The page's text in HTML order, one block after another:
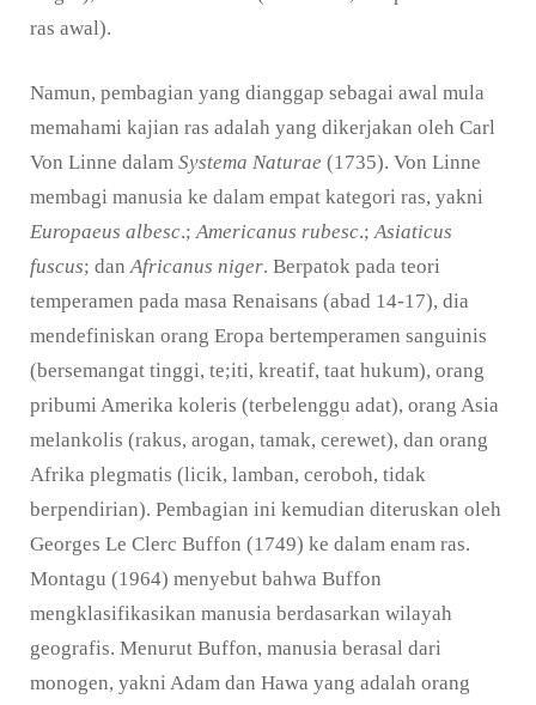
ras awal).
Namun, pembagian yang dianggap sebagai awal mula
memahami kajian ras adalah yang dikerjakan oleh Carl
Von Linne dalam Systema Naturae (1735). Von Linne
membagi manusia ke dalam empat kategori ras, yakni
Europaeus albesc.;Americanus rubesc.;Asiaticus
fuscus; danAfricanus niger. Berpatok pada teori
temperamen pada masa Renaisans (abad 14-17), dia
mendefiniskan orang Eropa bertemperamen sanguinis
(bersemangat tinggi, te;iti, kreatif, taat hukum), orang
pribumi Amerika koleris (terbelenggu adat), orang Asia
melankolis (rakus, arogan, tamak, cerewet), dan orang
Afrika plegmatis (licik, lamban, ceroboh, tidak
berpendirian). Pembagian ini kemudian diteruskan oleh
Georges Le Clerc Buffon (1749) ke dalam enam ras.
Montagu (1964) menyebut bahwa Buffon
mengklasifikasikan manusia berdasarkan wilayah
geografis. Menurut Buffon, manusia berasal dari
monogen, yakni Adam dan Hawa yang adalah orang